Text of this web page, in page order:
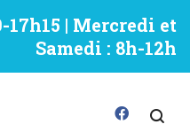
| Mercredi et
Samedi : 8h-12h